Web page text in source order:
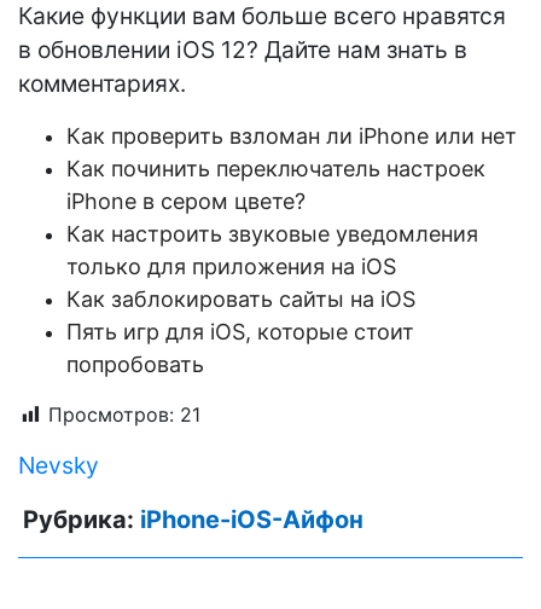
Какие функции вам больше всего нравятся
в обновлении iOS 12? Дайте нам знать в
комментариях.
Как проверить взломан ли iPhone или нет
Как починить переключатель настроек
iPhone в сером цвете?
Как настроить звуковые уведомления
только для приложения на iOS
Как заблокировать сайты на iOS
Пять игр для iOS, которые стоит
попробовать
Просмотров: 21
Nevsky
Рубрика: iPhone-iOS-Айфон